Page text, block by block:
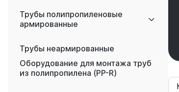
Трубы полипропиленовые
армированные
Трубы неармированные
Оборудование для монтажа труб
из полипропилена (PP-R)